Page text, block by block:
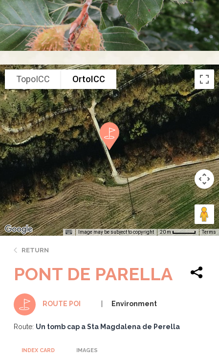
TopoICC OrtoICC
Image may be subject to copyright 20 m Terms
RETURN
PONT DE PARELLA
ROUTE POI Environment
Route: Un tomb cap a Sta Magdalena de Perella
INDEX CARD IMAGES